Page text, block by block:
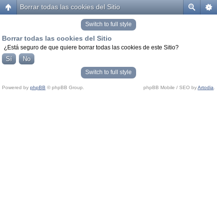
Borrar todas las cookies del Sitio
Switch to full style
Borrar todas las cookies del Sitio
¿Está seguro de que quiere borrar todas las cookies de este Sitio?
Switch to full style
Powered by phpBB © phpBB Group. phpBB Mobile / SEO byArtodia